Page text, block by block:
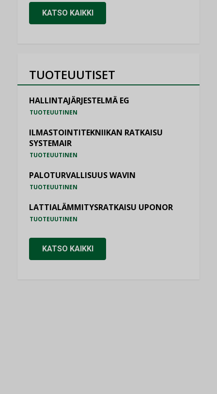
KATSO KAIKKI
TUOTEUUTISET
HALLINTAJÄRJESTELMÄ EG
TUOTEUUTINEN
ILMASTOINTITEKNIIKAN RATKAISU
SYSTEMAIR
TUOTEUUTINEN
PALOTURVALLISUUS WAVIN
TUOTEUUTINEN
LATTIALÄMMITYSRATKAISU UPONOR
TUOTEUUTINEN
KATSO KAIKKI